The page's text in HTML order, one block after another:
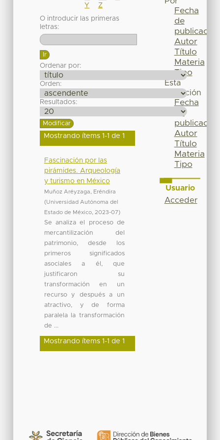
Y
Z
O introducir las primeras
letras:
Ordenar por:
Orden:
Resultados:
Mostrando ítems 1-1 de 1
Fascinación por las
pirámides. Arqueología
y turismo en México
Muñoz Aréyzaga, Eréndira
(Universidad Autónoma del
Estado de México, 2023-07)
Se analiza el proceso de
mercantilización del
patrimonio, desde los
primeros significados
asociales a él, que
justificaron su
transformación en un
recurso y después a un
atractivo, y de forma
paralela la transformación
de ...
Mostrando ítems 1-1 de 1
Fecha
de
publicación
Autor
Título
Materia
Tipo
Esta
colección
Fecha
de
publicación
Autor
Título
Materia
Tipo
Usuario
Acceder